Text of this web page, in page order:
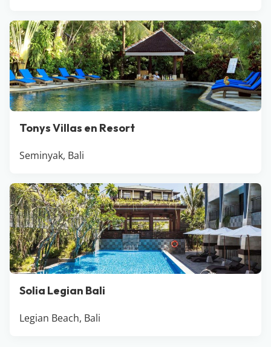
Tonys Villas en Resort
Seminyak, Bali
Solia Legian Bali
Legian Beach, Bali